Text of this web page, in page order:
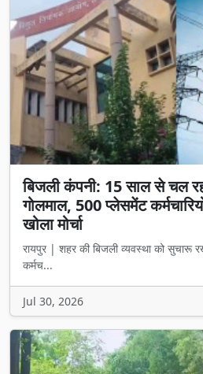
बिजली कंपनी: 15 साल से चल
गोलमाल, 500 प्लेसमेंट
खोला मोर्चा
रायपुर | शहर की बिजली व्यवस्था को सुचारू
कर्मच...
Jul 30, 2026